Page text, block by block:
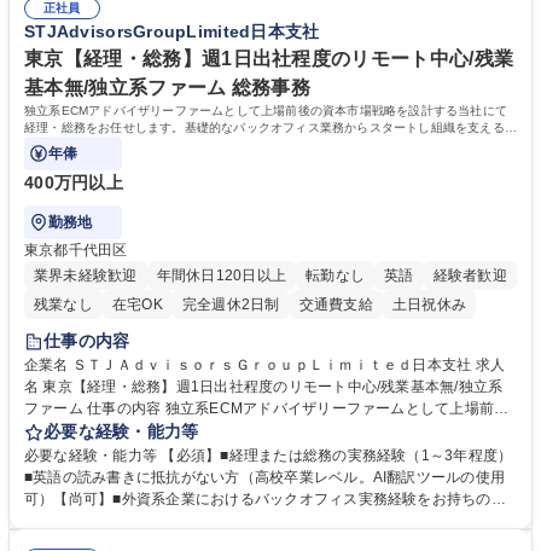
幅広く経験を積みたい意欲がある方に最適な環境です。 募集職種 【総
務・人事】未経験歓迎/日立グループ/組織運営を支えるゼネラリストを目
指す
のご経験 ■労務管理（給与計算・社会保険手続き・勤怠管理など）の経験
■衛生管理者の資格をお持ちの方 学歴・資格 学歴：大学院 大学 高専 短大
専修学校 高校 語学力： 資格：
正社員
STJAdvisorsGroupLimited日本支社
東京【経理・総務】週1日出社程度のリモート中心/残業
基本無/独立系ファーム 総務事務
独立系ECMアドバイザリーファームとして上場前後の資本市場戦略を設計する当社にて
経理・総務をお任せします。基礎的なバックオフィス業務からスタートし組織を支える専
任担当として広く活躍できる環境です。
年俸
400万円以上
勤務地
東京都千代田区
業界未経験歓迎
年間休日120日以上 転勤なし 英語
経験者歓迎
残業なし
在宅OK 完全週休2日制 交通費支給 土日祝休み
仕事の内容
企業名 ＳＴＪＡｄｖｉｓｏｒｓＧｒｏｕｐＬｉｍｉｔｅｄ日本支社 求人
名 東京【経理・総務】週1日出社程度のリモート中心/残業基本無/独立系
ファーム 仕事の内容 独立系ECMアドバイザリーファームとして上場前後
の資本市場戦略を設計する当社にて経理・総務をお任せします。基礎的な
バックオフィス業務からスタートし組織を支える専任担当として広く活躍
できる環境です。 ■日常経理、月次および年次決算サポート業務 ■本国
（グローバル）との英文メール対応（AI翻訳ツール等を使用しての対応で
必要な経験・能力等
必要な経験・能力等 【必須】■経理または総務の実務経験（1～3年程度）
■英語の読み書きに抵抗がない方（高校卒業レベル。AI翻訳ツールの使用
可）【尚可】■外資系企業におけるバックオフィス実務経験をお持ちの方